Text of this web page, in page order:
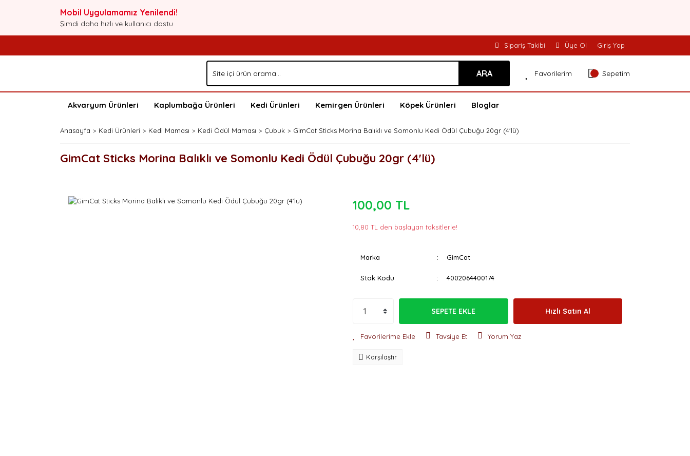
Mobil Uygulamamız Yenilendi!
Şimdi daha hızlı ve kullanıcı dostu
Sipariş Takibi Üye Ol Giriş Yap
ARA Favorilerim Sepetim
Akvaryum Ürünleri Kaplumbağa Ürünleri Kedi Ürünleri Kemirgen Ürünleri Köpek Ürünleri Bloglar
Anasayfa Kedi Ürünleri Kedi Maması Kedi Ödül Maması Çubuk GimCat Sticks Morina Balıklı ve Somonlu Kedi Ödül Çubuğu 20gr (4'lü)
GimCat Sticks Morina Balıklı ve Somonlu Kedi Ödül Çubuğu 20gr (4'lü)
100,00 TL
10,80 TL den başlayan taksitlerle!
Marka GimCat
Stok Kodu 4002064400174
SEPETE EKLE Hızlı Satın Al
Tavsiye Et Yorum Yaz
Karşılaştır